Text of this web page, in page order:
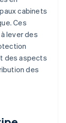
cabinets
Ces
lever des
des aspects
des